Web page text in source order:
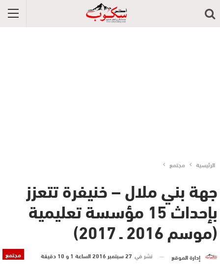
الرئيسية مجتمع
جهة بني ملال – خنيفرة تتعزز
بإحداث 15 مؤسسة تعليمية
(موسم 2016 ـ 2017)
مجتمع إدارة الموقع نشر في 27 سبتمبر 2016 الساعة 1 و 10 دقيقة